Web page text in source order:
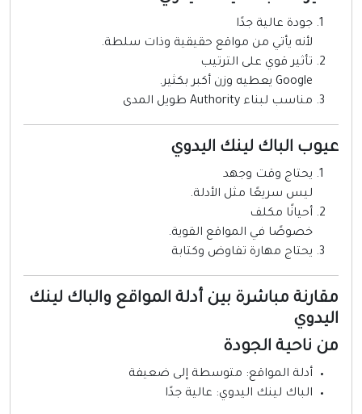
جودة عالية جدًا
لأنه يأتي من مواقع حقيقية وذات سلطة.
تأثير قوي على الترتيب
Google يعطيه وزن أكبر بكثير.
مناسب لبناء Authority طويل المدى
الباك لينك اليدوي
يحتاج وقت وجهد
ليس سريعًا مثل الأدلة.
أحيانًا مكلف
خصوصًا في المواقع القوية.
يحتاج مهارة تفاوض وكتابة
مباشرة بين أدلة المواقع والباك لينك
ناحية الجودة
أدلة المواقع: متوسطة إلى ضعيفة
الباك لينك اليدوي: عالية جدًا